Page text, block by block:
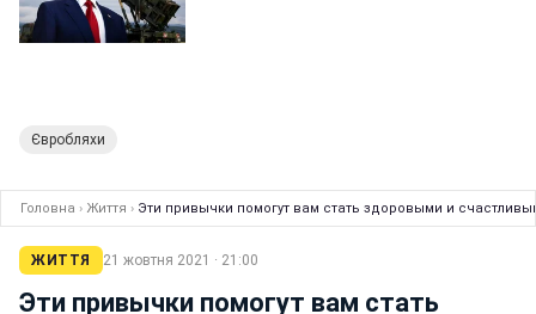
Євробляхи
Головна › Життя › Эти привычки помогут вам стать здоровыми и
ЖИТТЯ 21 жовтня 2021 · 21:00
Эти привычки помогут вам стать